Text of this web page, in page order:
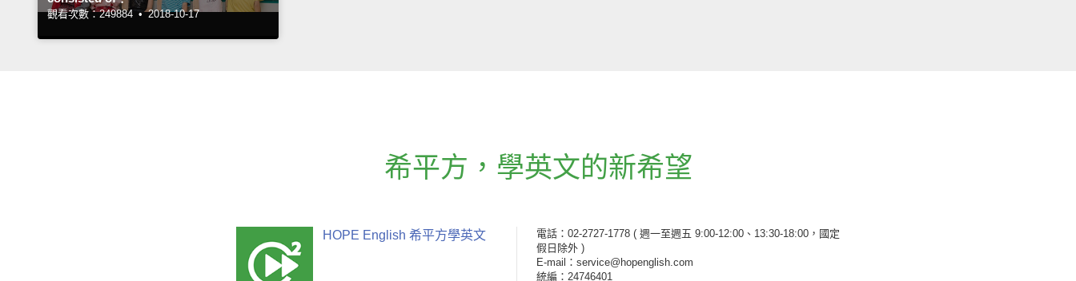
觀看次數：249884 • 2018-10-17
希平方 ， 學英文的新希望
HOPE English 希平方學英文 電話：02-2727-1778 ( 週一至週五 9:00-12:00、13:30-18:00，國定
假日除外 )
E-mail：service@hopenglish.com
統編：24746401